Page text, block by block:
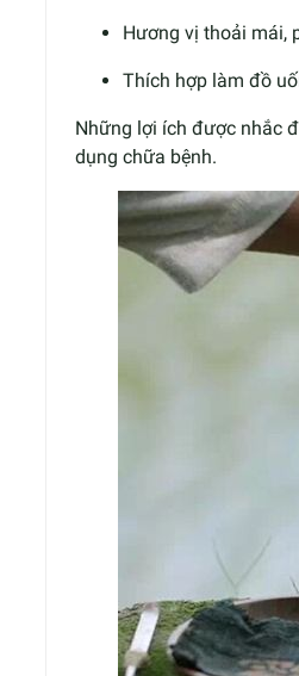
Hương vị thoải mái,
Thích hợp làm đồ
Những lợi ích được nhắc
dụng chữa bệnh.